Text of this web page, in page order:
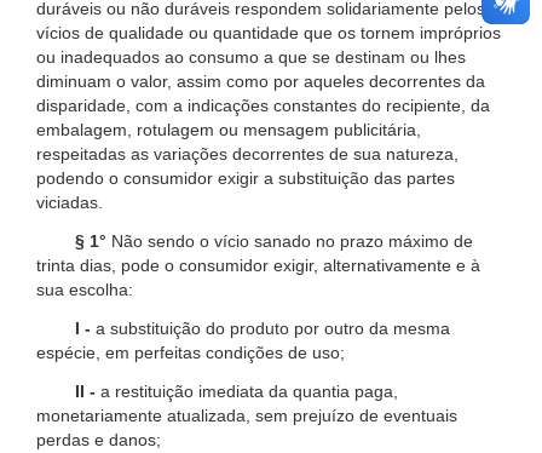
duráveis ou não duráveis respondem solidariamente pelos
vícios de qualidade ou quantidade que os tornem impróprios
ou inadequados ao consumo a que se destinam ou lhes
diminuam o valor, assim como por aqueles decorrentes da
disparidade, com a indicações constantes do recipiente, da
embalagem, rotulagem ou mensagem publicitária,
respeitadas as variações decorrentes de sua natureza,
podendo o consumidor exigir a substituição das partes
viciadas.
§ 1° Não sendo o vício sanado no prazo máximo de
trinta dias, pode o consumidor exigir, alternativamente e à
sua escolha:
I - a substituição do produto por outro da mesma
espécie, em perfeitas condições de uso;
II - a restituição imediata da quantia paga,
monetariamente atualizada, sem prejuízo de eventuais
perdas e danos;